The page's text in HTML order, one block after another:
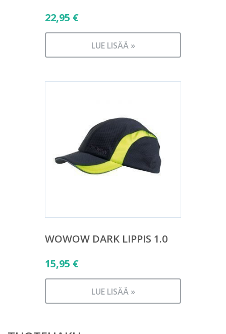
22,95 €
LUE LISÄÄ »
WOWOW DARK LIPPIS 1.0
15,95 €
LUE LISÄÄ »